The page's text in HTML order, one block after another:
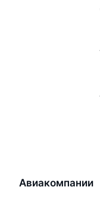
Авиакомпании